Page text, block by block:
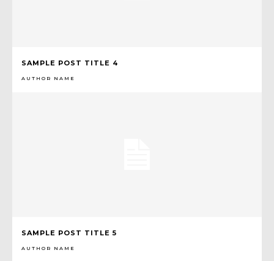
SAMPLE POST TITLE 4
AUTHOR NAME
SAMPLE POST TITLE 5
AUTHOR NAME